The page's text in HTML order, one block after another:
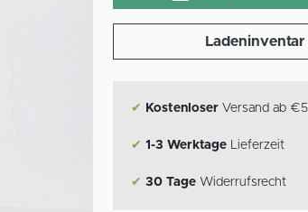
Ladeninventar
✔ Kostenloser Versand ab
✔ 1-3 Werktage Lieferzeit
✔ 30 Tage Widerrufsrecht